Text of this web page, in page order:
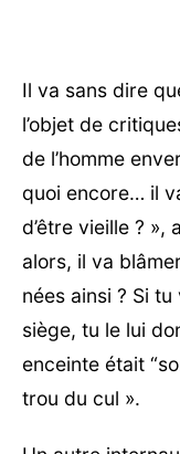
Il va sans dire
l’objet de
de l’homme
quoi encore… il
d’être vieille ? »,
alors, il va
nées ainsi ? Si tu
siège, tu le lui
enceinte était
trou du cul ».